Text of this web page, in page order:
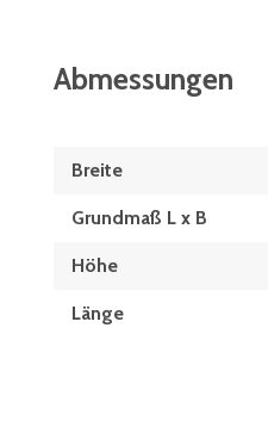
Abmessungen
Breite
Grundmaß L x B
Höhe
Länge